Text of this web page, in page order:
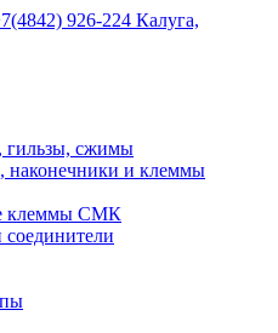
926-224 Калуга,
гильзы, сжимы
наконечники и клеммы
клеммы СМК